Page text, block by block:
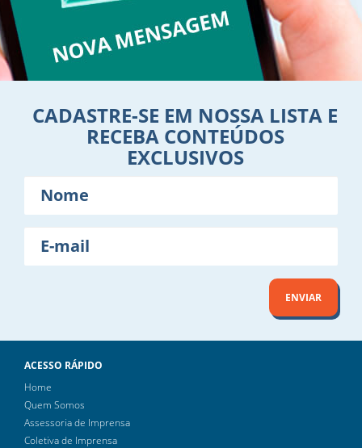
CADASTRE-SE EM NOSSA LISTA E
RECEBA CONTEÚDOS
EXCLUSIVOS
mail
ENVIAR
ACESSO RÁPIDO
Home
Quem Somos
Assessoria de Imprensa
Coletiva de Imprensa